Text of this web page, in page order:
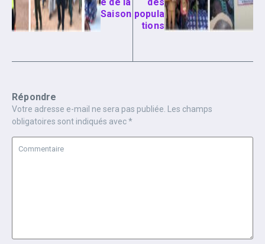
Saison popula
tions
Répondre
Votre adresse e-mail ne sera pas publiée. Les champs
obligatoires sont indiqués avec*